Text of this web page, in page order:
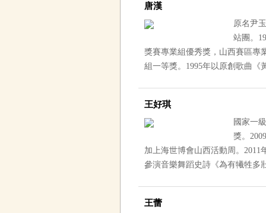
唐漢
原名尹玉
站團
獎賽專業組優秀獎，山西賽區
組一等獎。1995年以原創歌
王好琪
國家一
獎。
加上海世博會山西活動周。
參演音樂舞蹈史詩《為有犧牲
王蕾